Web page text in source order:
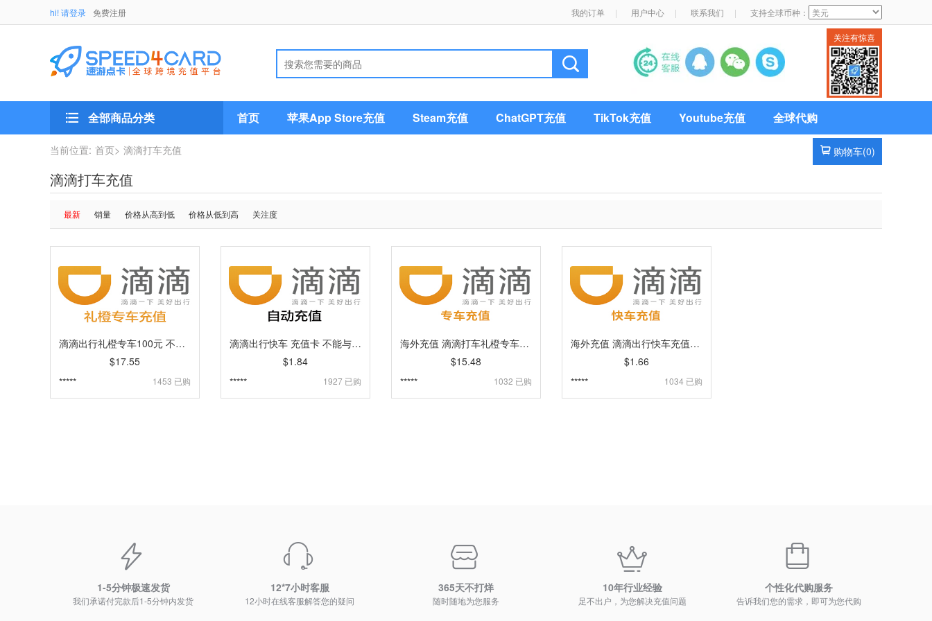
hi! 请登录 免费注册 我的订单 | 用户中心 | 联系我们 | 支持全球币种：
关注有惊喜
全部商品分类 首页 苹果App Store充值 Steam充值 ChatGPT充值 TikTok充值 Youtube充值 全球代购
购物车(0)
当前位置: 首页> 滴滴打车充值
滴滴打车充值
最新 销量 价格从高到低 价格从低到高 关注度
滴滴出行礼橙专车100元 不能与券类同时使用 [自动发货]
$17.55
*****
1453 已购
滴滴出行快车 充值卡 不能与券类同时使用[自动发货]
$1.84
*****
1927 已购
海外充值 滴滴打车礼橙专车充值电子卡 不能与券类产品同时使用官方卡[人工代充]
$15.48
*****
1032 已购
海外充值 滴滴出行快车充值卡电子卡50元 不能与券类产品同时使用 官方卡[自动发货]
$1.66
*****
1034 已购
1-5分钟极速发货
我们承诺付完款后1-5分钟内发货
12*7小时客服
12小时在线客服解答您的疑问
365天不打烊
随时随地为您服务
10年行业经验
足不出户，为您解决充值问题
个性化代购服务
告诉我们您的需求，即可为您代购